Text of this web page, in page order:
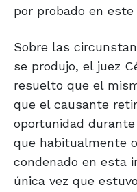
por probado en este
Sobre las
se produjo, el juez
resuelto que el
que el causante
oportunidad
que habitualmente
condenado en esta
única vez que